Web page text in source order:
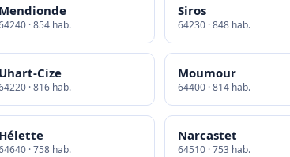
Mendionde
· 854 hab.
Siros
64230 · 848 hab.
Uhart-Cize
· 816 hab.
Moumour
64400 · 814 hab.
Hélette
· 758 hab.
Narcastet
64510 · 753 hab.